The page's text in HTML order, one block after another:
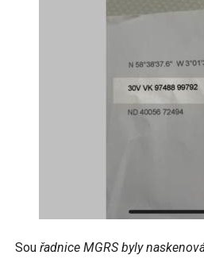
Sou řadnice MGRS byly